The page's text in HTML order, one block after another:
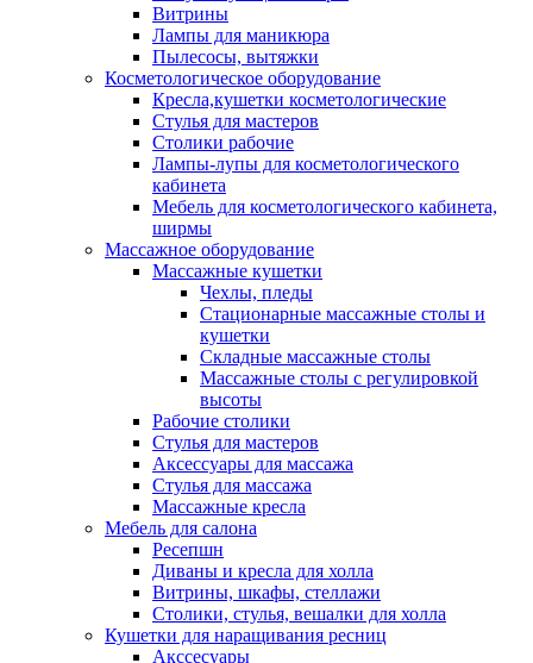
Витрины
Лампы для маникюра
Пылесосы, вытяжки
Косметологическое оборудование
Кресла,кушетки косметологические
Стулья для мастеров
Столики рабочие
Лампы-лупы для косметологического
кабинета
Мебель для косметологического кабинета,
ширмы
Массажное оборудование
Массажные кушетки
Чехлы, пледы
Стационарные массажные столы и
кушетки
Складные массажные столы
Массажные столы с регулировкой
высоты
Рабочие столики
Стулья для мастеров
Аксессуары для массажа
Стулья для массажа
Массажные кресла
Мебель для салона
Ресепшн
Диваны и кресла для холла
Витрины, шкафы, стеллажи
Столики, стулья, вешалки для холла
Кушетки для наращивания ресниц
Акссесуары